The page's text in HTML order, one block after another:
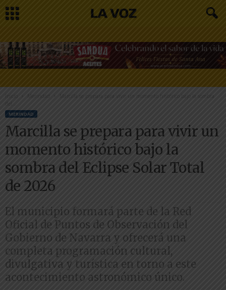
Inicio
Marcilla se prepara para vivir un momento histórico bajo la sombra
MERINDAD
Marcilla se prepara para vivir un
momento histórico bajo la
sombra del Eclipse Solar Total
de 2026
El municipio formará parte de la Red
Oficial de Puntos de Observación del
Gobierno de Navarra y ofrecerá una
completa programación cultural,
divulgativa y turística en torno a este
acontecimiento astronómico único.